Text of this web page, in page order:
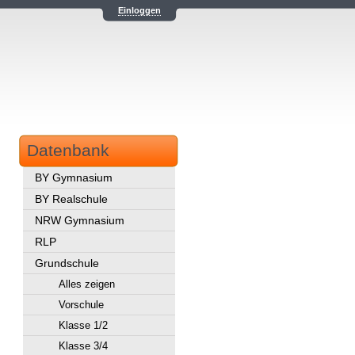
Einloggen
Datenbank
BY Gymnasium
BY Realschule
NRW Gymnasium
RLP
Grundschule
Alles zeigen
Vorschule
Klasse 1/2
Klasse 3/4